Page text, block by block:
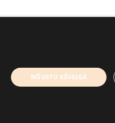
info@kirjandusfestival.tartu.ee
NÕUSTU KÕIGIGA